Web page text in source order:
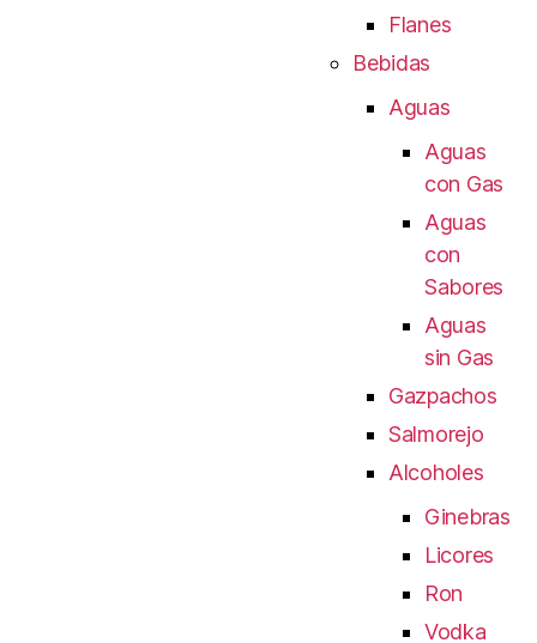
Flanes
Bebidas
Aguas
Aguas
con Gas
Aguas
con
Sabores
Aguas
sin Gas
Gazpachos
Salmorejo
Alcoholes
Ginebras
Licores
Ron
Vodka